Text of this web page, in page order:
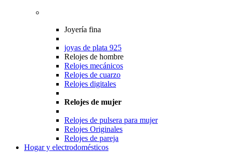
Joyería fina
joyas de plata 925
Relojes de hombre
Relojes mecánicos
Relojes de cuarzo
Relojes digitales
Relojes de mujer
Relojes de pulsera para mujer
Relojes Originales
Relojes de pareja
Hogar y electrodomésticos